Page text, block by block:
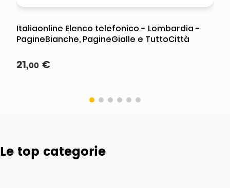
Italiaonline Elenco telefonico - Lombardia -
PagineBianche, PagineGialle e TuttoCittà
21,00 €
Le top categorie